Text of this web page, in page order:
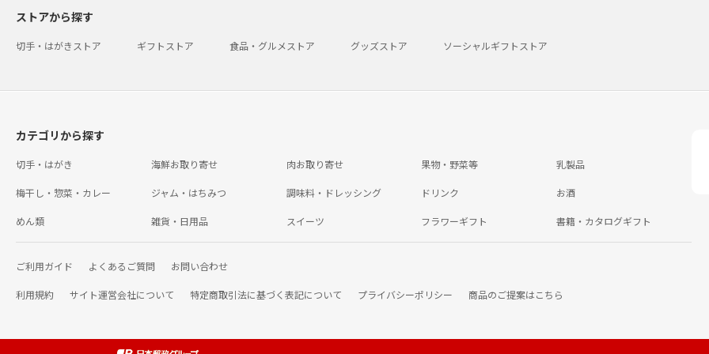
ストアから探す
切手・はがきストア ギフトストア 食品・グルメストア グッズストア ソーシャルギフトストア
カテゴリから探す
切手・はがき 海鮮お取り寄せ 肉お取り寄せ 果物・野菜等 乳製品
梅干し・惣菜・カレー ジャム・はちみつ 調味料・ドレッシング ドリンク お酒
めん類 雑貨・日用品 スイーツ フラワーギフト 書籍・カタログギフト
ご利用ガイド よくあるご質問 お問い合わせ
利用規約 サイト運営会社について 特定商取引法に基づく表記について プライバシーポリシー 商品のご提案はこちら